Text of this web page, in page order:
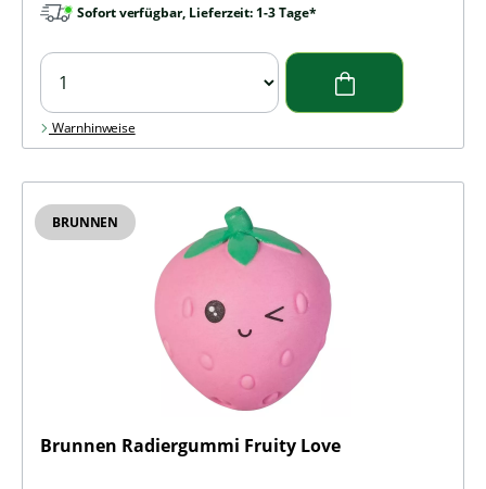
Sofort verfügbar, Lieferzeit: 1-3 Tage*
Warnhinweise
BRUNNEN
Brunnen Radiergummi Fruity Love